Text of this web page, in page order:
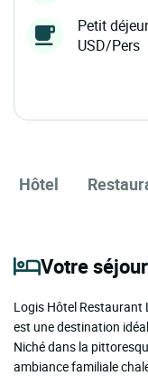
Petit
USD/Pers
Hôtel
Votre
Logis Hôtel Restaurant
est une destination
Niché dans la
ambiance familiale